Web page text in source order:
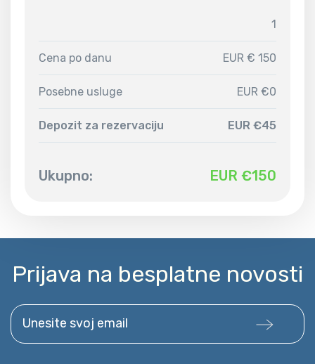
1
Cena po danu EUR € 150
Posebne usluge EUR €0
Depozit za rezervaciju EUR €45
Ukupno: EUR €150
Prijava na besplatne novosti
Unesite svoj email